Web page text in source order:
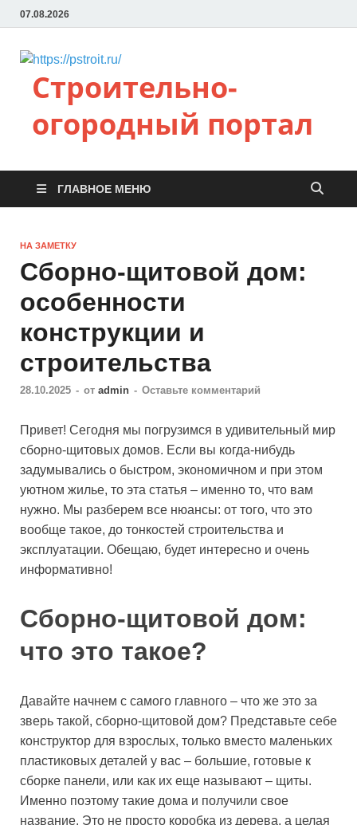
07.08.2026
Строительно-
огородный портал
ГЛАВНОЕ МЕНЮ
НА ЗАМЕТКУ
Сборно-щитовой дом:
особенности
конструкции и
строительства
28.10.2025 - от admin - Оставьте комментарий
Привет! Сегодня мы погрузимся в удивительный мир
сборно-щитовых домов. Если вы когда-нибудь
задумывались о быстром, экономичном и при этом
уютном жилье, то эта статья – именно то, что вам
нужно. Мы разберем все нюансы: от того, что это
вообще такое, до тонкостей строительства и
эксплуатации. Обещаю, будет интересно и очень
информативно!
Сборно-щитовой дом:
что это такое?
Давайте начнем с самого главного – что же это за
зверь такой, сборно-щитовой дом? Представьте себе
конструктор для взрослых, только вместо маленьких
пластиковых деталей у вас – большие, готовые к
сборке панели, или как их еще называют – щиты.
Именно поэтому такие дома и получили свое
название. Это не просто коробка из дерева, а целая